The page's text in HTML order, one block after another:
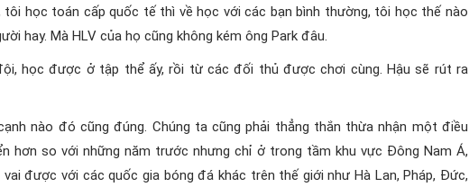
tôi học toán cấp quốc tế thì về học với các bạn bình thường, tôi học thế nào
hay. Mà HLV của họ cũng không kém ông Park đâu.
học được ở tập thể ấy, rồi từ các đối thủ được chơi cùng. Hậu sẽ rút ra
nào đó cũng đúng. Chúng ta cũng phải thẳng thắn thừa nhận một điều
hơn so với những năm trước nhưng chỉ ở trong tầm khu vực Đông Nam Á,
được với các quốc gia bóng đá khác trên thế giới như Hà Lan, Pháp, Đức,